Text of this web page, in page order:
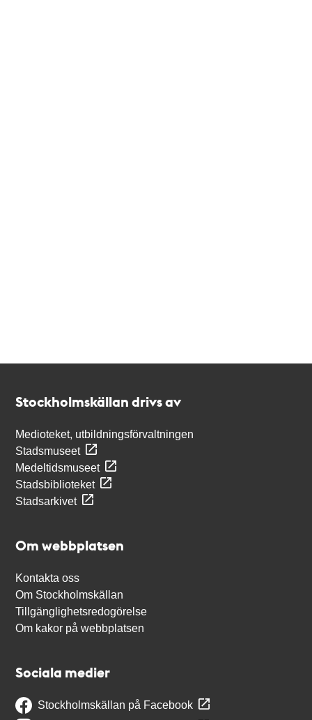
Stockholmskällan drivs av
Medioteket, utbildningsförvaltningen
Stadsmuseet
Medeltidsmuseet
Stadsbiblioteket
Stadsarkivet
Om webbplatsen
Kontakta oss
Om Stockholmskällan
Tillgänglighetsredogörelse
Om kakor på webbplatsen
Sociala medier
Stockholmskällan på Facebook